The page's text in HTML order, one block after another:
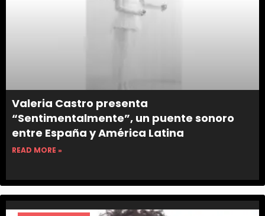
Valeria Castro presenta
“Sentimentalmente”, un puente sonoro
entre España y América Latina
READ MORE »